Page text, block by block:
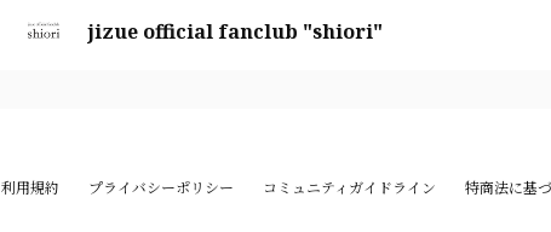
jizue official fanclub "shiori"
利用規約 プライバシーポリシー コミュニティガイドライン 特商法に基